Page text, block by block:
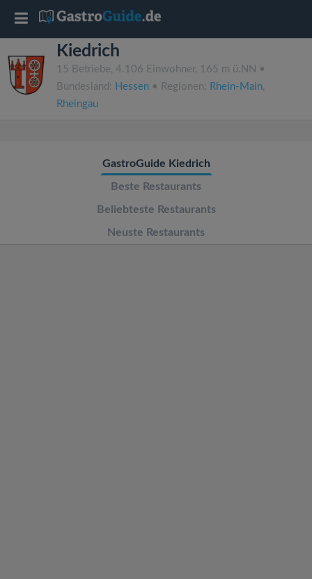
Kiedrich
15 Betriebe, 4.106 Einwohner, 165 m ü.NN •
Bundesland: Hessen • Regionen: Rhein-Main,
Rheingau
GastroGuide Kiedrich
Beste Restaurants
Beliebteste Restaurants
Neuste Restaurants
T
o
g